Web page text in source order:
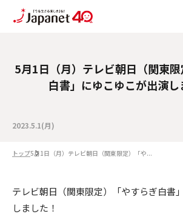
5月1日（月）テレビ朝日（関東
白書」にゆこゆこが出演し
2023.5.1(月)
トップ5月1日（月）テレビ朝日（関東限定）「や...
テレビ朝日（関東限定）「やすらぎ白書
しました！